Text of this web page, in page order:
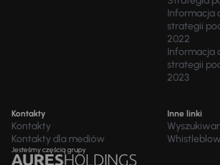
Informacja
strategii
2022
Informacja
strategii
2023
Kontakty
Kontakty
Kontakty dla mediów
Inne linki
Jesteśmy częścią grupy